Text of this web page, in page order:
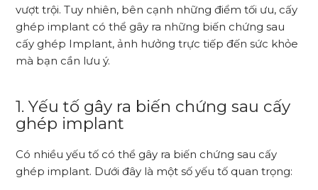
vượt trội. Tuy nhiên, bên cạnh những điểm tối ưu, cấy
ghép implant có thể gây ra những biến chứng sau
cấy ghép Implant, ảnh hưởng trực tiếp đến sức khỏe
mà bạn cần lưu ý.
1. Yếu tố gây ra biến chứng sau cấy
ghép implant
Có nhiều yếu tố có thể gây ra biến chứng sau cấy
ghép implant. Dưới đây là một số yếu tố quan trọng: